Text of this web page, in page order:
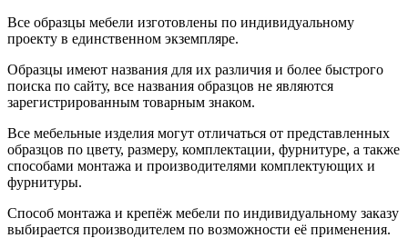
Все образцы мебели изготовлены по индивидуальному
проекту в единственном экземпляре.
Образцы имеют названия для их различия и более быстрого
поиска по сайту, все названия образцов не являются
зарегистрированным товарным знаком.
Все мебельные изделия могут отличаться от представленных
образцов по цвету, размеру, комплектации, фурнитуре, а также
способами монтажа и производителями комплектующих и
фурнитуры.
Способ монтажа и крепёж мебели по индивидуальному заказу
выбирается производителем по возможности её применения.